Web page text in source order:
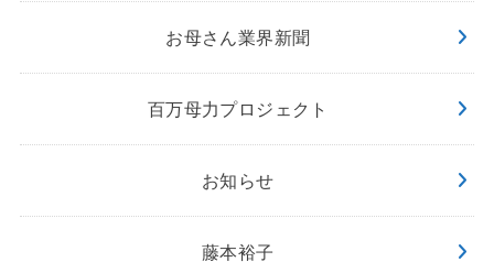
お母さん業界新聞
百万母力プロジェクト
お知らせ
藤本裕子